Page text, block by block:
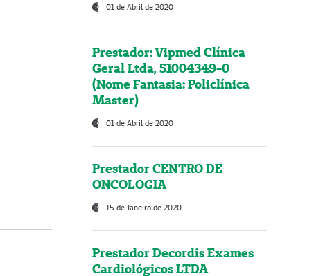
01 de Abril de 2020
Prestador: Vipmed Clínica
Geral Ltda, 51004349-0
(Nome Fantasia: Policlínica
Master)
01 de Abril de 2020
Prestador CENTRO DE
ONCOLOGIA
15 de Janeiro de 2020
Prestador Decordis Exames
Cardiológicos LTDA